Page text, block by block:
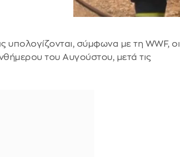
σύμφωνα με τη WWF, οι
του Αυγούστου, μετά τις